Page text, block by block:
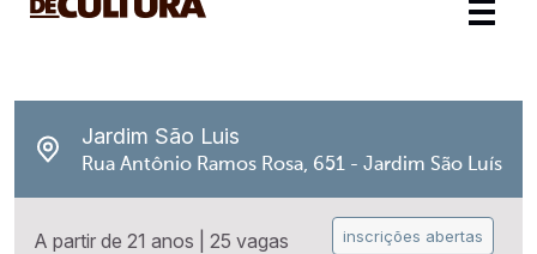
Jardim São Luis
Rua Antônio Ramos Rosa, 651 - Jardim São Luís
A partir de 21 anos 25 vagas inscrições abertas